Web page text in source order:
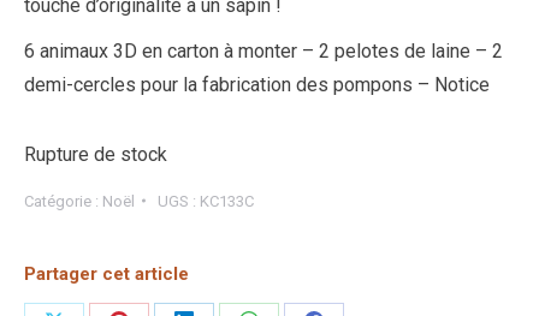
touche d’originalité à un sapin !
6 animaux 3D en carton à monter – 2 pelotes de laine – 2
demi-cercles pour la fabrication des pompons – Notice
Rupture de stock
Catégorie : Noël UGS : KC133C
Partager cet article